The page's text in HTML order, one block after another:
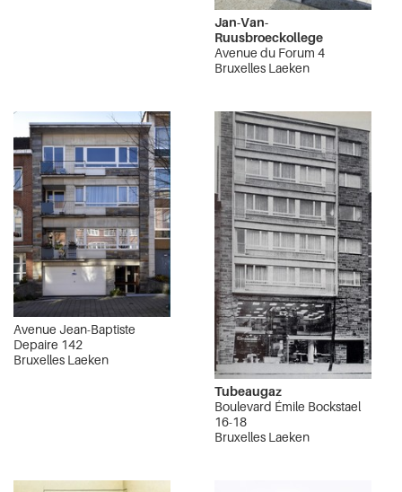
Jan-Van-
Ruusbroeckollege
Avenue du Forum 4
Bruxelles Laeken
Avenue Jean-Baptiste
Depaire 142
Bruxelles Laeken
Tubeaugaz
Boulevard Émile Bockstael
16-18
Bruxelles Laeken